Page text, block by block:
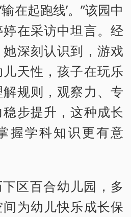
在起跑线’。”该园中
在采访中坦言。经
深刻认识到，游戏
天性，孩子在玩乐
规则，观察力、专
步提升，这种成长
握学科知识更有意
区百合幼儿园，多
为幼儿快乐成长保